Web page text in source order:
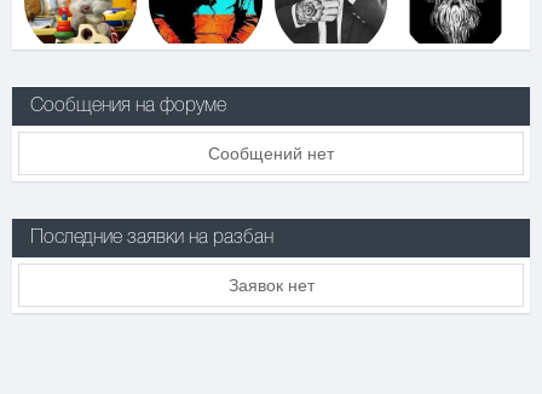
Сообщения на форуме
Сообщений нет
Последние заявки на разбан
Заявок нет